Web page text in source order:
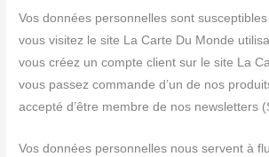
Vos données personnelles sont susceptibles
vous visitez le site La Carte Du Monde
vous créez un compte client sur le site La
vous passez commande d’un de nos
accepté d’être membre de nos newsletters
Vos données personnelles nous servent à